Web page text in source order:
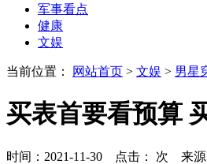
军事看点
健康
文娱
当前位置： 网站首页 > 文娱 > 男星
买表首要看预算
时间：2021-11-30 点击： 次 来